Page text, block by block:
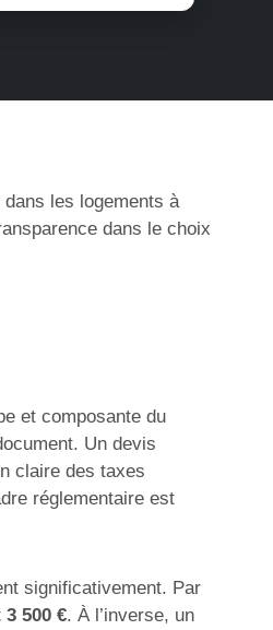
les logements à
dans le choix
et composante du
Un devis
claire des taxes
réglementaire est
significativement. Par
3 500 €. À l’inverse, un